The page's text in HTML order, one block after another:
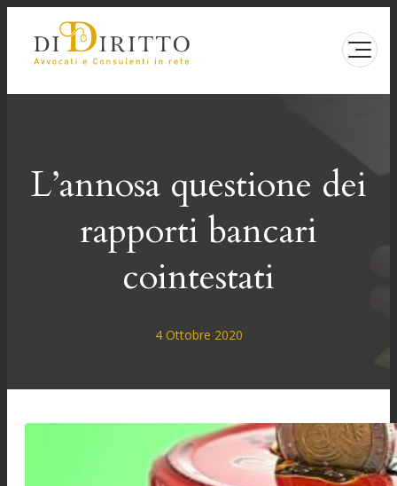
contenuto
L’annosa questione dei
rapporti bancari
cointestati
4 Ottobre 2020